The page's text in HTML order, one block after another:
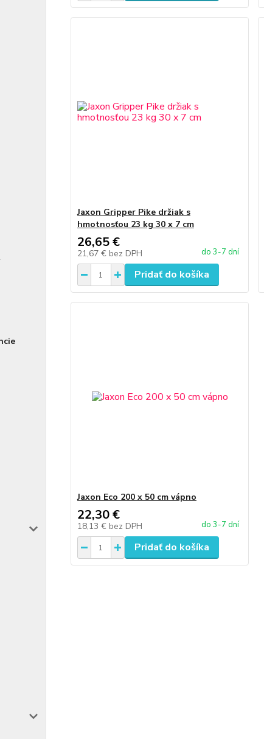
Jaxon Gripper Pike držiak s
hmotnosťou 23 kg 30 x 7 cm
26,65 €
21,67 € bez DPH do 3-7 dní
Pridať do košíka
Jaxon Eco 200 x 50 cm vápno
22,30 €
18,13 € bez DPH do 3-7 dní
Pridať do košíka